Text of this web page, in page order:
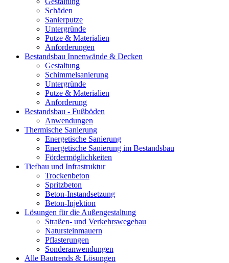
Schäden
Sanierputze
Untergründe
Putze & Materialien
Anforderungen
Bestandsbau Innenwände & Decken
Gestaltung
Schimmelsanierung
Untergründe
Putze & Materialien
Anforderung
Bestandsbau - Fußböden
Anwendungen
Thermische Sanierung
Energetische Sanierung
Energetische Sanierung im Bestandsbau
Fördermöglichkeiten
Tiefbau und Infrastruktur
Trockenbeton
Spritzbeton
Beton-Instandsetzung
Beton-Injektion
Lösungen für die Außengestaltung
Straßen- und Verkehrswegebau
Natursteinmauern
Pflasterungen
Sonderanwendungen
Alle Bautrends & Lösungen